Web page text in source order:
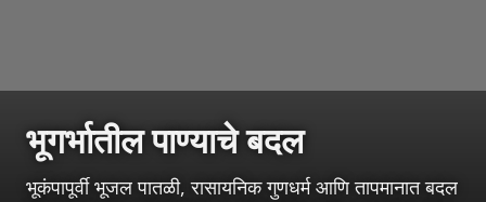
भूगर्भातील पाण्याचे बदल
भूकंपापूर्वी भूजल पातळी, रासायनिक गुणधर्म आणि तापमानात बदल